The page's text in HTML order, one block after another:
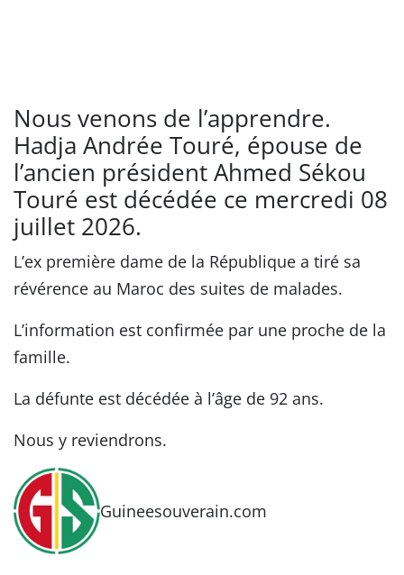
Nous venons de l’apprendre.
Hadja Andrée Touré, épouse de
l’ancien président Ahmed Sékou
Touré est décédée ce mercredi 08
juillet 2026.
L’ex première dame de la République a tiré sa
révérence au Maroc des suites de malades.
L’information est confirmée par une proche de la
famille.
La défunte est décédée à l’âge de 92 ans.
Nous y reviendrons.
Guineesouverain.com